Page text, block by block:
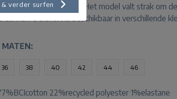
normale taille hoogte. Het model valt strak om
zakken. De short is beschikbaar in verschillende
MATEN:
36 38 40 42 44 46
22%recycled polyester 1%elastane
verder surfen